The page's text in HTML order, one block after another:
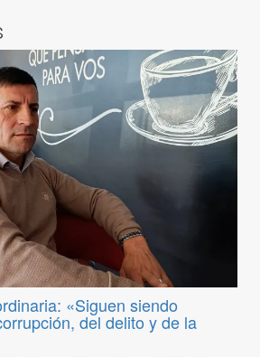
«Siguen siendo
del delito y de la